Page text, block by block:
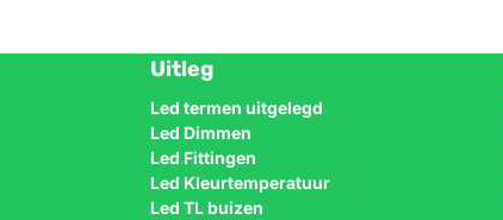
Uitleg
Led termen uitgelegd
Led Dimmen
Led Fittingen
Led Kleurtemperatuur
Led TL buizen